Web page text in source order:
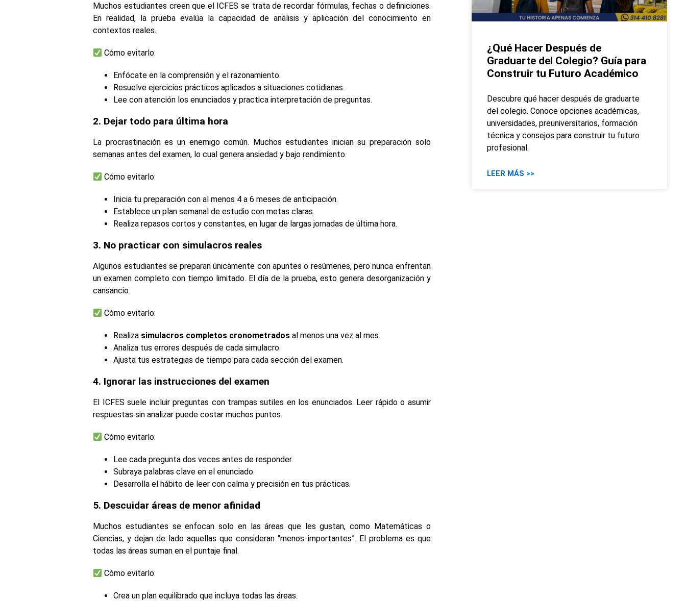
Muchos estudiantes creen que el ICFES se trata de recordar fórmulas, fechas o definiciones.
En realidad, la prueba evalúa la capacidad de análisis y aplicación del conocimiento en
contextos reales.
Cómo evitarlo:
Enfócate en la comprensión y el razonamiento.
Resuelve ejercicios prácticos aplicados a situaciones cotidianas.
Lee con atención los enunciados y practica interpretación de preguntas.
2. Dejar todo para última hora
La procrastinación es un enemigo común. Muchos estudiantes inician su preparación solo
semanas antes del examen, lo cual genera ansiedad y bajo rendimiento.
Cómo evitarlo:
Inicia tu preparación con al menos 4 a 6 meses de anticipación.
Establece un plan semanal de estudio con metas claras.
Realiza repasos cortos y constantes, en lugar de largas jornadas de última hora.
3. No practicar con simulacros reales
Algunos estudiantes se preparan únicamente con apuntes o resúmenes, pero nunca enfrentan
un examen completo con tiempo limitado. El día de la prueba, esto genera desorganización y
cansancio.
Cómo evitarlo:
Realiza simulacros completos cronometrados al menos una vez al mes.
Analiza tus errores después de cada simulacro.
Ajusta tus estrategias de tiempo para cada sección del examen.
4. Ignorar las instrucciones del examen
El ICFES suele incluir preguntas con trampas sutiles en los enunciados. Leer rápido o asumir
respuestas sin analizar puede costar muchos puntos.
Cómo evitarlo:
Lee cada pregunta dos veces antes de responder.
Subraya palabras clave en el enunciado.
Desarrolla el hábito de leer con calma y precisión en tus prácticas.
5. Descuidar áreas de menor afinidad
Muchos estudiantes se enfocan solo en las áreas que les gustan, como Matemáticas o
Ciencias, y dejan de lado aquellas que consideran “menos importantes”. El problema es que
todas las áreas suman en el puntaje final.
Cómo evitarlo:
Crea un plan equilibrado que incluya todas las áreas.
¿Qué Hacer Después de
Graduarte del Colegio? Guía para
Construir tu Futuro Académico
Descubre qué hacer después de graduarte
del colegio. Conoce opciones académicas,
universidades, preuniversitarios, formación
técnica y consejos para construir tu futuro
profesional.
LEER MÁS >>